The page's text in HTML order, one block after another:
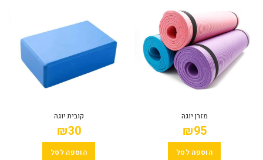
מזרן יוגה
₪95
הוספה לסל
קובית יוגה
₪30
הוספה לסל